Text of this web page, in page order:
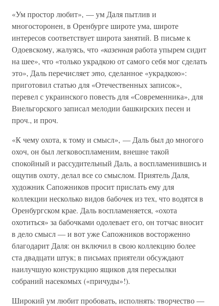
«Ум простор любит», — ум Даля пытлив и
многосторонен, в Оренбурге широте ума, широте
интересов соответствует широта занятий. В письме к
Одоевскому, жалуясь, что «казеннаяработа упырем сидит
на шее», что «только украдкою от самого себя мог сделать
это», Даль перечисляетэто, сделанное «украдкою»:
приготовил статью для «Отечественных записок»,
перевел с украинского повесть для «Современника», для
Виельгорского записал мелодии башкирских песен и
проч., и проч.
«К чему охота, к тому и смысл», — Даль был до многого
охоч, он был легковоспламеним, внешне такой
спокойный и рассудительный Даль, а воспламенившись и
ощутив охоту, делал все со смыслом. Приятель Даля,
художник Сапожников просит прислать ему для
коллекции несколько видов бабочек из тех, что водятся в
Оренбургском крае. Даль воспламеняется, «охота
охотиться» за бабочками одолевает его, он тотчас вносит
в дело смысл — и вот уже Сапожников восторженно
благодарит Даля: он включил в свою коллекцию более
ста двадцати штук; в письмах приятели обсуждают
наилучшую конструкцию ящиков для пересылки
собраний насекомых («причуды»!).
Широкий ум любит пробовать, исполнять: творчество —